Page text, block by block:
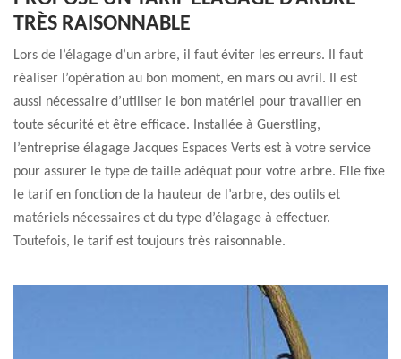
TRÈS RAISONNABLE
Lors de l’élagage d’un arbre, il faut éviter les erreurs. Il faut
réaliser l’opération au bon moment, en mars ou avril. Il est
aussi nécessaire d’utiliser le bon matériel pour travailler en
toute sécurité et être efficace. Installée à Guerstling,
l’entreprise élagage Jacques Espaces Verts est à votre service
pour assurer le type de taille adéquat pour votre arbre. Elle fixe
le tarif en fonction de la hauteur de l’arbre, des outils et
matériels nécessaires et du type d’élagage à effectuer.
Toutefois, le tarif est toujours très raisonnable.